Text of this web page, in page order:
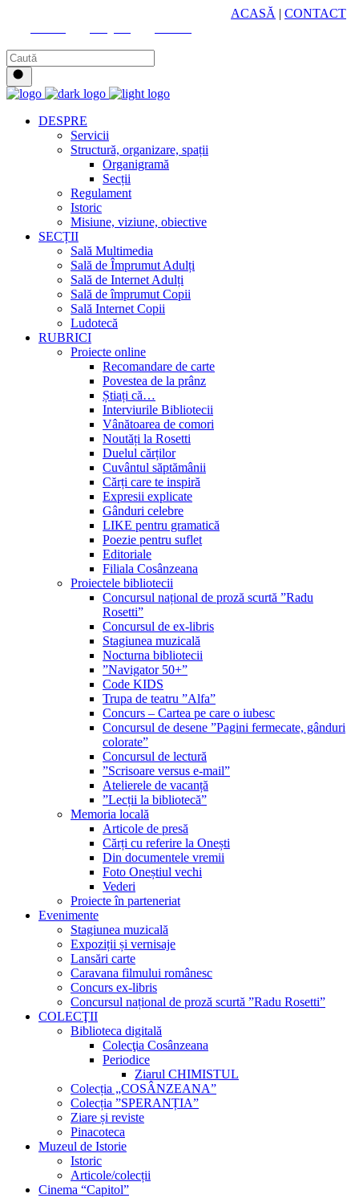
ACASĂ | CONTACT
DESPRE
Servicii
Structură, organizare, spații
Organigramă
Secții
Regulament
Istoric
Misiune, viziune, obiective
SECȚII
Sală Multimedia
Sală de Împrumut Adulți
Sală de Internet Adulți
Sală de împrumut Copii
Sală Internet Copii
Ludotecă
RUBRICI
Proiecte online
Recomandare de carte
Povestea de la prânz
Știați că…
Interviurile Bibliotecii
Vânătoarea de comori
Noutăți la Rosetti
Duelul cărților
Cuvântul săptămânii
Cărți care te inspiră
Expresii explicate
Gânduri celebre
LIKE pentru gramatică
Poezie pentru suflet
Editoriale
Filiala Cosânzeana
Proiectele bibliotecii
Concursul național de proză scurtă ”Radu
Rosetti”
Concursul de ex-libris
Stagiunea muzicală
Nocturna bibliotecii
”Navigator 50+”
Code KIDS
Trupa de teatru ”Alfa”
Concurs – Cartea pe care o iubesc
Concursul de desene ”Pagini fermecate, gânduri
colorate”
Concursul de lectură
”Scrisoare versus e-mail”
Atelierele de vacanță
”Lecții la bibliotecă”
Memoria locală
Articole de presă
Cărți cu referire la Onești
Din documentele vremii
Foto Oneștiul vechi
Vederi
Proiecte în parteneriat
Evenimente
Stagiunea muzicală
Expoziții și vernisaje
Lansări carte
Caravana filmului românesc
Concurs ex-libris
Concursul național de proză scurtă ”Radu Rosetti”
COLECŢII
Biblioteca digitală
Colecţia Cosânzeana
Periodice
Ziarul CHIMISTUL
Colecția „COSÂNZEANA”
Colecția ”SPERANȚIA”
Ziare și reviste
Pinacoteca
Muzeul de Istorie
Istoric
Articole/colecții
Cinema “Capitol”